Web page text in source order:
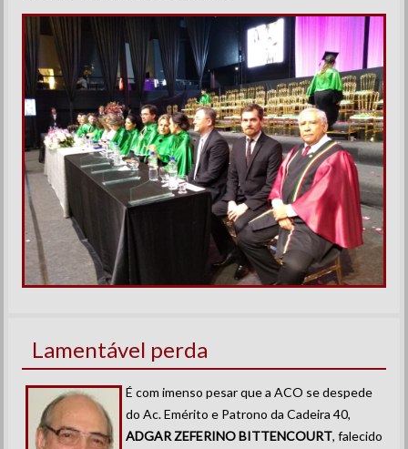
Lamentável perda
É com imenso pesar que a ACO se despede
do Ac. Emérito e Patrono da Cadeira 40,
ADGAR ZEFERINO BITTENCOURT, falecido